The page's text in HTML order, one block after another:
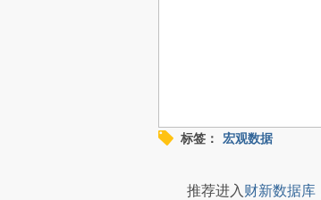
标签： 宏观数据
推荐进入财新数据库